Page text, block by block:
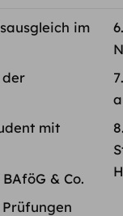
im
der
mit
Nachteilsausgleich bei BAföG & Co.